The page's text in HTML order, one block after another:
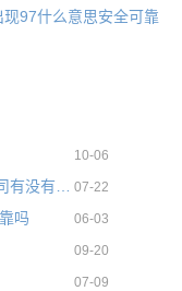
现97什么意思安全可靠
10-06
07-22
吗 06-03
09-20
07-09